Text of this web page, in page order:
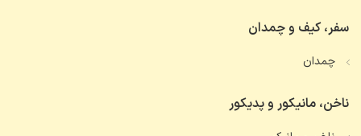
سفر، کیف و چمدان
چمدان
ناخن، مانیکور و پدیکور